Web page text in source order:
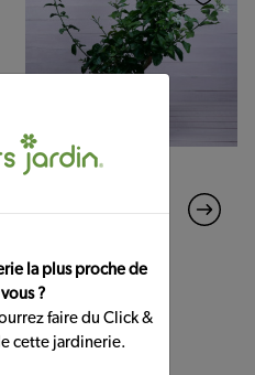
la plus proche de
?
faire du Click &
cette jardinerie.